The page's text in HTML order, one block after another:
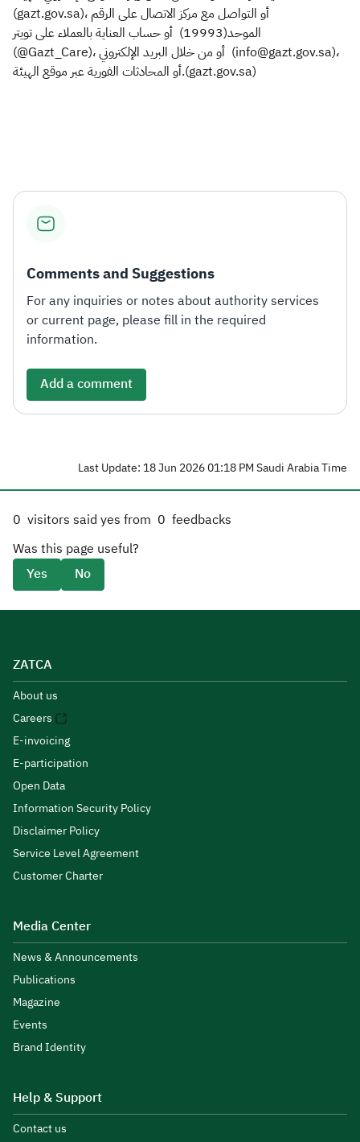
(gazt.gov.sa)، أو التواصل مع مركز الاتصال على الرقم
الموحد(19993) أو حساب العناية بالعملاء على تويتر
(@Gazt_Care)، أو من خلال البريد الإلكتروني (info@gazt.gov.sa)،
أو المحادثات الفورية عبر موقع الهيئة.(gazt.gov.sa)
Comments and Suggestions
For any inquiries or notes about authority services
or current page, please fill in the required
information.
Add a comment
Last Update: 18 Jun 2026 01:18 PM Saudi Arabia Time
0 visitors said yes from 0 feedbacks
Was this page useful?
Yes
No
ZATCA
About us
Careers
E-invoicing
E-participation
Open Data
Information Security Policy
Disclaimer Policy
Service Level Agreement
Customer Charter
Media Center
News & Announcements
Publications
Magazine
Events
Brand Identity
Help & Support
Contact us